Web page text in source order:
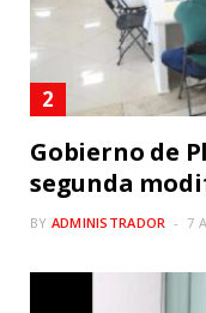
Gobierno de
segunda
BY ADMINISTRADOR 7